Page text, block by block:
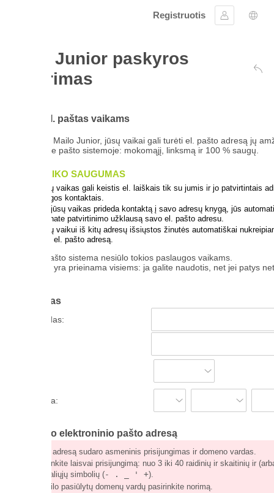
PrisijungtiKalbos
Junior paskyros
Atgal į
paštas vaikams
Junior, jūsų vaikai gali turėti el. pašto adresą jų amžių
pašto sistemoje: mokomąjį, linksmą ir 100 % saugų.
SAUGUMAS
vaikas gali keistis el. laiškais tik su jumis ir jo patvirtintais adresų
kontaktais.
vaikas prideda kontaktą į savo adresų knygą, jūs automatiškai
patvirtinimo užklausą savo el. pašto adresu.
vaikui iš kitų adresų išsiųstos žinutės automatiškai nukreipiamos į
el. pašto adresą.
sistema nesiūlo tokios paslaugos vaikams.
yra prieinama visiems: ja galite naudotis, net jei patys neturite Mailo
elektroninio pašto adresą
sudaro asmeninis prisijungimas ir domeno vardas.
laisvai prisijungimą: nuo 3 iki 40 raidinių ir skaitinių ir (arba)
simbolių (- . _ ' +).
pasiūlytų domenų vardų pasirinkite norimą.